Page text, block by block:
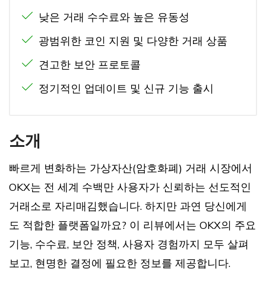
낮은 거래 수수료와 높은 유동성
광범위한 코인 지원 및 다양한 거래 상품
견고한 보안 프로토콜
정기적인 업데이트 및 신규 기능 출시
소개
빠르게 변화하는 가상자산(암호화폐) 거래 시장에서
OKX는 전 세계 수백만 사용자가 신뢰하는 선도적인
거래소로 자리매김했습니다. 하지만 과연 당신에게
도 적합한 플랫폼일까요? 이 리뷰에서는 OKX의 주요
기능, 수수료, 보안 정책, 사용자 경험까지 모두 살펴
보고, 현명한 결정에 필요한 정보를 제공합니다.